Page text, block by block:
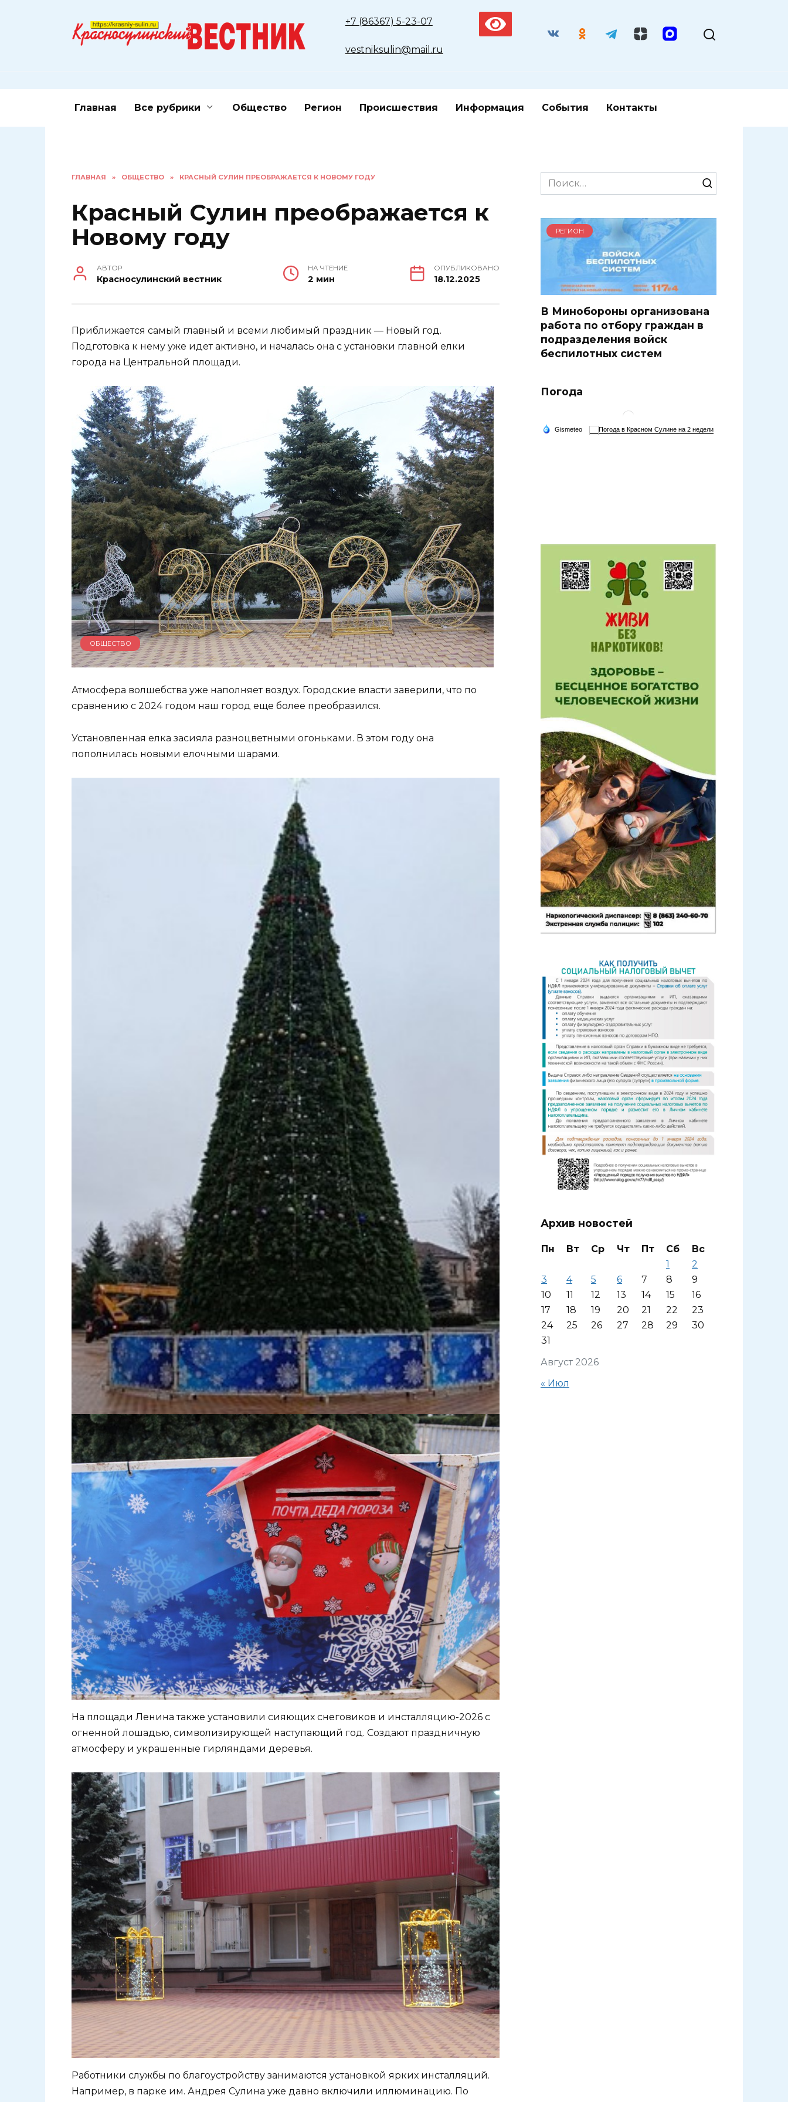
+7 (86367) 5-23-07
vestniksulin@mail.ru
Главная Все рубрики Общество Регион Происшествия Информация События Контакты
ГЛАВНАЯ » ОБЩЕСТВО » КРАСНЫЙ СУЛИН ПРЕОБРАЖАЕТСЯ К НОВОМУ ГОДУ
Красный Сулин преображается к
Новому году
АВТОР
Красносулинский вестник
НА ЧТЕНИЕ
2 мин
ОПУБЛИКОВАНО
18.12.2025
Приближается самый главный и всеми любимый праздник — Новый год.
Подготовка к нему уже идет активно, и началась она с установки главной елки
города на Центральной площади.
ОБЩЕСТВО
Атмосфера волшебства уже наполняет воздух. Городские власти заверили, что по
сравнению с 2024 годом наш город еще более преобразился.
Установленная елка засияла разноцветными огоньками. В этом году она
пополнилась новыми елочными шарами.
На площади Ленина также установили сияющих снеговиков и инсталляцию-2026 с
огненной лошадью, символизирующей наступающий год. Создают праздничную
атмосферу и украшенные гирляндами деревья.
Работники службы по благоустройству занимаются установкой ярких инсталляций.
Например, в парке им. Андрея Сулина уже давно включили иллюминацию. По
Search
for:
РЕГИОН
В Минобороны организована
работа по отбору граждан в
подразделения войск
беспилотных систем
Погода
Архив новостей
Август 2026
Пн Вт Ср Чт Пт Сб
Вс
1
2
3
4 5 6 7 8
9
10
11 12 13 14 15
16
17
18 19 20 21 22
23
24
25 26 27 28 29
30
31
« Июл